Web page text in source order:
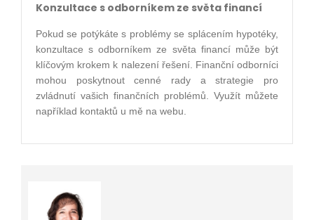
Konzultace s odborníkem ze světa financí
Pokud se potýkáte s problémy se splácením hypotéky,
konzultace s odborníkem ze světa financí může být
klíčovým krokem k nalezení řešení. Finanční odborníci
mohou poskytnout cenné rady a strategie pro
zvládnutí vašich finančních problémů. Využít můžete
například kontaktů u mě na webu.